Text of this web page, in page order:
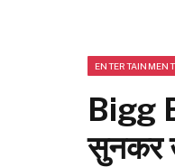
ENTERTAINMENT
Bigg
सुनकर